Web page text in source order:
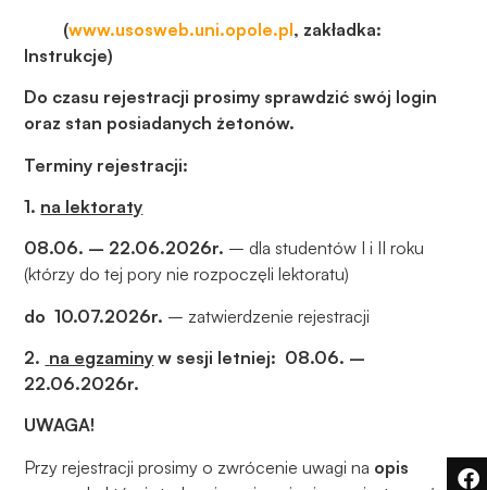
(www.usosweb.uni.opole.pl, zakładka:
Instrukcje)
Do czasu rejestracji prosimy sprawdzić swój login
oraz stan posiadanych żetonów.
Terminy rejestracji:
1. na lektoraty
08.06. – 22.06.2026r. – dla studentów I i II roku
(którzy do tej pory nie rozpoczęli lektoratu)
do 10.07.2026r. – zatwierdzenie rejestracji
2. na egzaminy w sesji letniej: 08.06. –
22.06.2026r.
UWAGA!
Przy rejestracji prosimy o zwrócenie uwagi na opis
Marketing
swoje
zainteresowania i
zobaczenie
spersonalizowanych
treści i ofert.